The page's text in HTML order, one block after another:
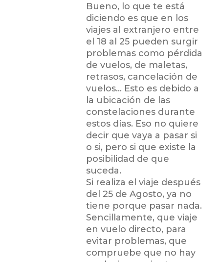
Bueno, lo que te está
diciendo es que en los
viajes al extranjero entre
el 18 al 25 pueden surgir
problemas como pérdida
de vuelos, de maletas,
retrasos, cancelación de
vuelos… Esto es debido a
la ubicación de las
constelaciones durante
estos días. Eso no quiere
decir que vaya a pasar si
o si, pero si que existe la
posibilidad de que
suceda.
Si realiza el viaje después
del 25 de Agosto, ya no
tiene porque pasar nada.
Sencillamente, que viaje
en vuelo directo, para
evitar problemas, que
compruebe que no hay